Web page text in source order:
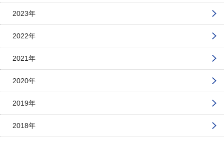
2023年
2022年
2021年
2020年
2019年
2018年